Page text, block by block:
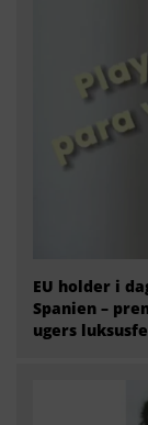
EU holder i
Spanien –
ugers